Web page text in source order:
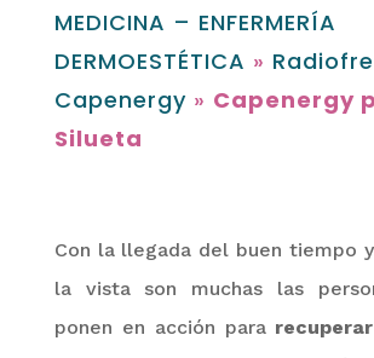
MEDICINA – ENFERMERÍA
DERMOESTÉTICA »
Capenergy » Capenergy
Silueta
Con la llegada del buen tiempo
la vista son muchas las
ponen en acción para